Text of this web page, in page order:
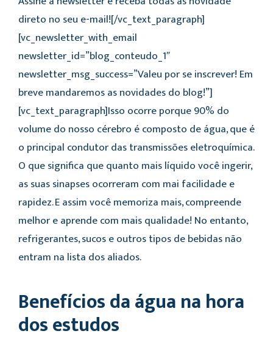
direto no seu e-mail![/vc_text_paragraph]
[vc_newsletter_with_email
newsletter_id=”blog_conteudo_1″
newsletter_msg_success=”Valeu por se inscrever! Em
breve mandaremos as novidades do blog!”]
[vc_text_paragraph]Isso ocorre porque 90% do
volume do nosso cérebro é composto de água, que é
o principal condutor das transmissões eletroquímica.
O que significa que quanto mais líquido você ingerir,
as suas sinapses ocorreram com mai facilidade e
rapidez. E assim você memoriza mais, compreende
melhor e aprende com mais qualidade! No entanto,
refrigerantes, sucos e outros tipos de bebidas não
entram na lista dos aliados.
Benefícios da água na hora
dos estudos